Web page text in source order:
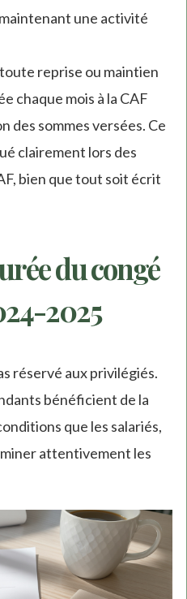
une activité
reprise ou maintien
chaque mois à la CAF
des sommes versées. Ce
clairement lors des
bien que tout soit écrit
du congé
2025
réservé aux privilégiés.
bénéficient de la
que les salariés,
attentivement les